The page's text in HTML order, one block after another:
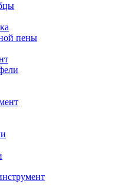
пены